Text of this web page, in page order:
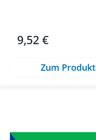
Regulärer Preis:
9,52 €
Zum Produkt